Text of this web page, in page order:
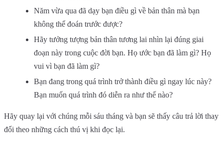
Năm vừa qua đã dạy bạn điều gì về bản thân mà bạn
không thể đoán trước được?
Hãy tưởng tượng bản thân tương lai nhìn lại đúng giai
đoạn này trong cuộc đời bạn. Họ ước bạn đã làm gì? Họ
vui vì bạn đã làm gì?
Bạn đang trong quá trình trở thành điều gì ngay lúc này?
Bạn muốn quá trình đó diễn ra như thế nào?
Hãy quay lại với chúng mỗi sáu tháng và bạn sẽ thấy câu trả lời thay
đổi theo những cách thú vị khi đọc lại.